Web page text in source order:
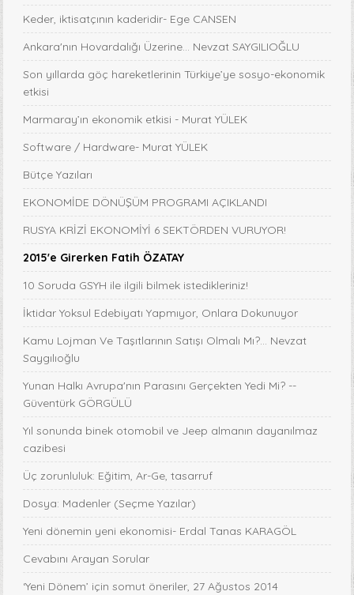
Keder, iktisatçının kaderidir- Ege CANSEN
Ankara'nın Hovardalığı Üzerine... Nevzat SAYGILIOĞLU
Son yıllarda göç hareketlerinin Türkiye’ye sosyo-ekonomik
etkisi
Marmaray’ın ekonomik etkisi - Murat YÜLEK
Software / Hardware- Murat YÜLEK
Bütçe Yazıları
EKONOMİDE DÖNÜŞÜM PROGRAMI AÇIKLANDI
RUSYA KRİZİ EKONOMİYİ 6 SEKTÖRDEN VURUYOR!
2015'e Girerken Fatih ÖZATAY
10 Soruda GSYH ile ilgili bilmek istedikleriniz!
İktidar Yoksul Edebiyatı Yapmıyor, Onlara Dokunuyor
Kamu Lojman Ve Taşıtlarının Satışı Olmalı Mı?... Nevzat
Saygılıoğlu
Yunan Halkı Avrupa'nın Parasını Gerçekten Yedi Mi? --
Güventürk GÖRGÜLÜ
Yıl sonunda binek otomobil ve Jeep almanın dayanılmaz
cazibesi
Üç zorunluluk: Eğitim, Ar-Ge, tasarruf
Dosya: Madenler (Seçme Yazılar)
Yeni dönemin yeni ekonomisi- Erdal Tanas KARAGÖL
Cevabını Arayan Sorular
‘Yeni Dönem’ için somut öneriler, 27 Ağustos 2014